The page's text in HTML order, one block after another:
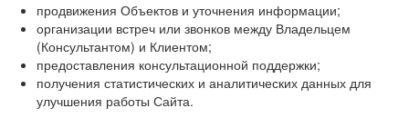
продвижения Объектов и уточнения информации;
организации встреч или звонков между Владельцем
(Консультантом) и Клиентом;
предоставления консультационной поддержки;
получения статистических и аналитических данных для
улучшения работы Сайта.